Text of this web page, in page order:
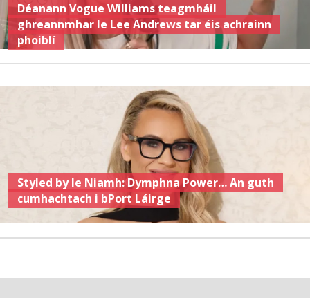
Déanann Vogue Williams teagmháil
ghreannmhar le Lee Andrews tar éis achrainn
phoiblí
Styled by le Niamh: Dymphna Power… An guth
cumhachtach i bPort Láirge